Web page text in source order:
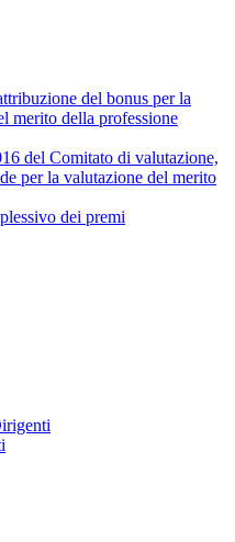
del bonus per la
merito della professione
del Comitato di valutazione,
per la valutazione del merito
dei premi